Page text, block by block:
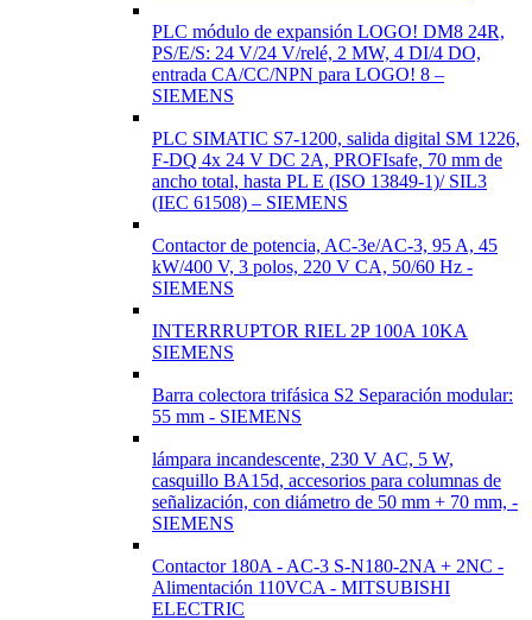
PLC módulo de expansión LOGO! DM8 24R,
PS/E/S: 24 V/24 V/relé, 2 MW, 4 DI/4 DO,
entrada CA/CC/NPN para LOGO! 8 –
SIEMENS
PLC SIMATIC S7-1200, salida digital SM 1226,
F-DQ 4x 24 V DC 2A, PROFIsafe, 70 mm de
ancho total, hasta PL E (ISO 13849-1)/ SIL3
(IEC 61508) – SIEMENS
Contactor de potencia, AC-3e/AC-3, 95 A, 45
kW/400 V, 3 polos, 220 V CA, 50/60 Hz -
SIEMENS
INTERRRUPTOR RIEL 2P 100A 10KA
SIEMENS
Barra colectora trifásica S2 Separación modular:
55 mm - SIEMENS
lámpara incandescente, 230 V AC, 5 W,
casquillo BA15d, accesorios para columnas de
señalización, con diámetro de 50 mm + 70 mm, -
SIEMENS
Contactor 180A - AC-3 S-N180-2NA + 2NC -
Alimentación 110VCA - MITSUBISHI
ELECTRIC